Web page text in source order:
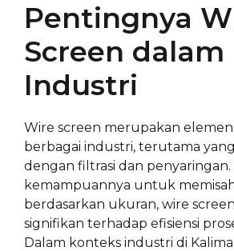
Pentingnya
Screen dalam
Industri
Wire screen merupakan
berbagai industri, terutama
dengan filtrasi dan
kemampuannya untuk
berdasarkan ukuran, wire
signifikan terhadap efisiensi
Dalam konteks industri di